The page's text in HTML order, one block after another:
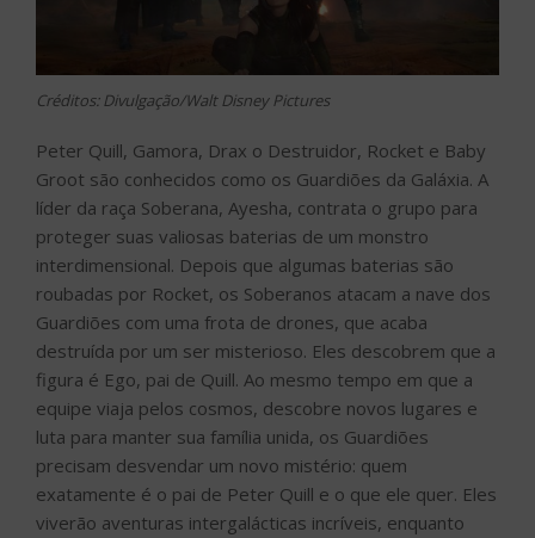
Créditos: Divulgação/Walt Disney Pictures
Peter Quill, Gamora, Drax o Destruidor, Rocket e Baby
Groot são conhecidos como os Guardiões da Galáxia. A
líder da raça Soberana, Ayesha, contrata o grupo para
proteger suas valiosas baterias de um monstro
interdimensional. Depois que algumas baterias são
roubadas por Rocket, os Soberanos atacam a nave dos
Guardiões com uma frota de drones, que acaba
destruída por um ser misterioso. Eles descobrem que a
figura é Ego, pai de Quill. Ao mesmo tempo em que a
equipe viaja pelos cosmos, descobre novos lugares e
luta para manter sua família unida, os Guardiões
precisam desvendar um novo mistério: quem
exatamente é o pai de Peter Quill e o que ele quer. Eles
viverão aventuras intergalácticas incríveis, enquanto